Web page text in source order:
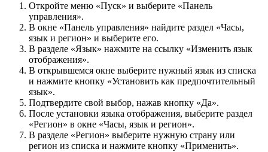
Откройте меню «Пуск» и выберите «Панель
управления».
В окне «Панель управления» найдите раздел «Часы,
язык и регион» и выберите его.
В разделе «Язык» нажмите на ссылку «Изменить язык
отображения».
В открывшемся окне выберите нужный язык из списка
и нажмите кнопку «Установить как предпочтительный
язык».
Подтвердите свой выбор, нажав кнопку «Да».
После установки языка отображения, выберите раздел
«Регион» в окне «Часы, язык и регион».
В разделе «Регион» выберите нужную страну или
регион из списка и нажмите кнопку «Применить».